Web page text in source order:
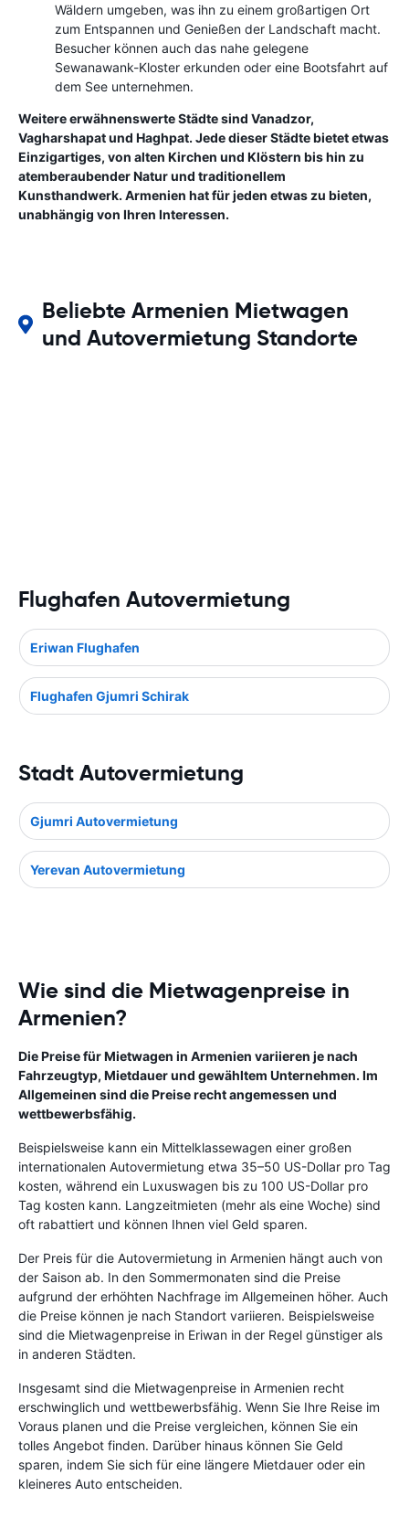
Wäldern umgeben, was ihn zu einem großartigen Ort
zum Entspannen und Genießen der Landschaft macht.
Besucher können auch das nahe gelegene
Sewanawank-Kloster erkunden oder eine Bootsfahrt auf
dem See unternehmen.
Weitere erwähnenswerte Städte sind Vanadzor,
Vagharshapat und Haghpat. Jede dieser Städte bietet etwas
Einzigartiges, von alten Kirchen und Klöstern bis hin zu
atemberaubender Natur und traditionellem
Kunsthandwerk. Armenien hat für jeden etwas zu bieten,
unabhängig von Ihren Interessen.
Beliebte Armenien Mietwagen
und Autovermietung Standorte
Flughafen Autovermietung
Eriwan Flughafen
Flughafen Gjumri Schirak
Stadt Autovermietung
Gjumri Autovermietung
Yerevan Autovermietung
Wie sind die Mietwagenpreise in
Armenien?
Die Preise für Mietwagen in Armenien variieren je nach
Fahrzeugtyp, Mietdauer und gewähltem Unternehmen. Im
Allgemeinen sind die Preise recht angemessen und
wettbewerbsfähig.
Beispielsweise kann ein Mittelklassewagen einer großen
internationalen Autovermietung etwa 35–50 US-Dollar pro Tag
kosten, während ein Luxuswagen bis zu 100 US-Dollar pro
Tag kosten kann. Langzeitmieten (mehr als eine Woche) sind
oft rabattiert und können Ihnen viel Geld sparen.
Der Preis für die Autovermietung in Armenien hängt auch von
der Saison ab. In den Sommermonaten sind die Preise
aufgrund der erhöhten Nachfrage im Allgemeinen höher. Auch
die Preise können je nach Standort variieren. Beispielsweise
sind die Mietwagenpreise in Eriwan in der Regel günstiger als
in anderen Städten.
Insgesamt sind die Mietwagenpreise in Armenien recht
erschwinglich und wettbewerbsfähig. Wenn Sie Ihre Reise im
Voraus planen und die Preise vergleichen, können Sie ein
tolles Angebot finden. Darüber hinaus können Sie Geld
sparen, indem Sie sich für eine längere Mietdauer oder ein
kleineres Auto entscheiden.